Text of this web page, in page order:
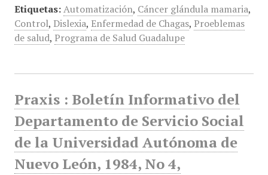
Etiquetas: Automatización, Cáncer glándula mamaria,
Control, Dislexia, Enfermedad de Chagas, Proeblemas
de salud, Programa de Salud Guadalupe
Praxis : Boletín Informativo del
Departamento de Servicio Social
de la Universidad Autónoma de
Nuevo León, 1984, No 4,